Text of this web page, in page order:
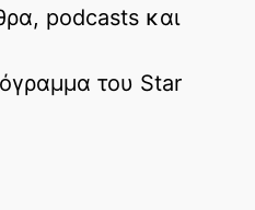
podcasts και
του Star